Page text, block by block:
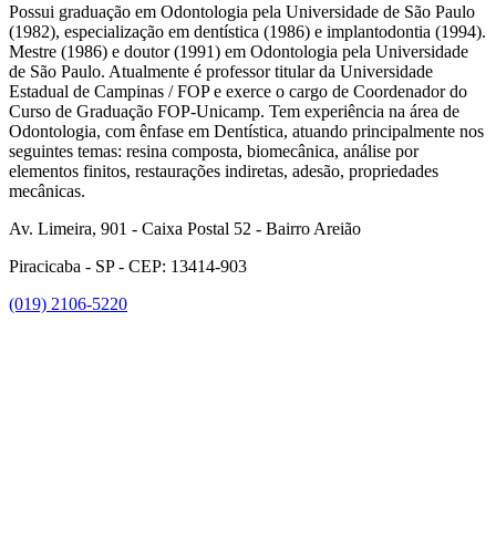
Possui graduação em Odontologia pela Universidade de São Paulo
(1982), especialização em dentística (1986) e implantodontia (1994).
Mestre (1986) e doutor (1991) em Odontologia pela Universidade
de São Paulo. Atualmente é professor titular da Universidade
Estadual de Campinas / FOP e exerce o cargo de Coordenador do
Curso de Graduação FOP-Unicamp. Tem experiência na área de
Odontologia, com ênfase em Dentística, atuando principalmente nos
seguintes temas: resina composta, biomecânica, análise por
elementos finitos, restaurações indiretas, adesão, propriedades
mecânicas.
Av. Limeira, 901 - Caixa Postal 52 - Bairro Areião
Piracicaba - SP - CEP: 13414-903
(019) 2106-5220